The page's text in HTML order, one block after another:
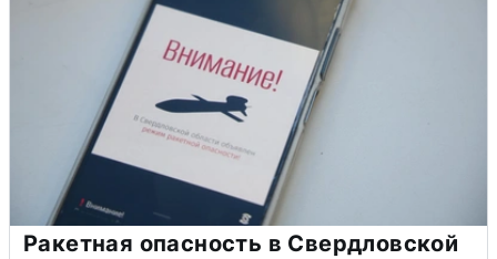
Ракетная опасность в Свердловской